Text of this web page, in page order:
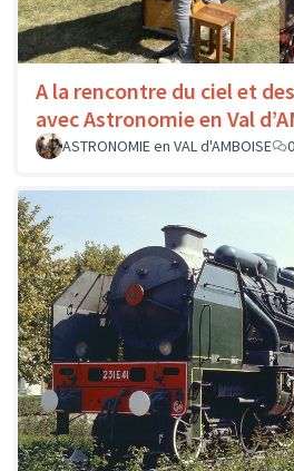
A la rencontre du ciel et
avec Astronomie en Val
ASTRONOMIE en VAL d'AMBOISE
0